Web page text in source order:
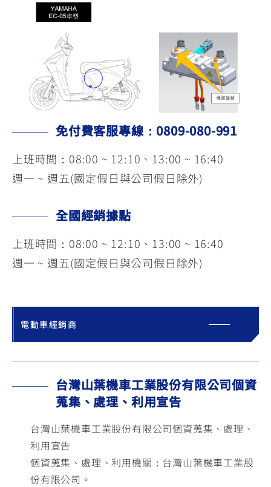
免付費客服專線：0809-080-991
上班時間：08:00 ~ 12:10、13:00 ~ 16:40
週一 ~ 週五(國定假日與公司假日除外)
全國經銷據點
上班時間：08:00 ~ 12:10、13:00 ~ 16:40
週一 ~ 週五(國定假日與公司假日除外)
電動車經銷商
台灣山葉機車工業股份有限公司個資
蒐集、處理、利用宣告
台灣山葉機車工業股份有限公司個資蒐集、處理、
利用宣告
個資蒐集、處理、利用機關：台灣山葉機車工業股
份有限公司。